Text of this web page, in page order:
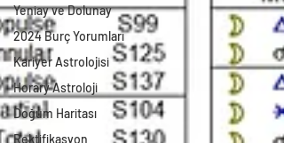
Yeniay ve Dolunay
2024 Burç Yorumları
Kariyer Astrolojisi
Horary Astroloji
Doğum Haritası
Rektifikasyon